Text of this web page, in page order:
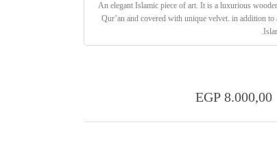
An elegant Islamic piece of art. It is a luxurious
Qur’an and covered with unique velvet. in addition
8.000,00
EGP